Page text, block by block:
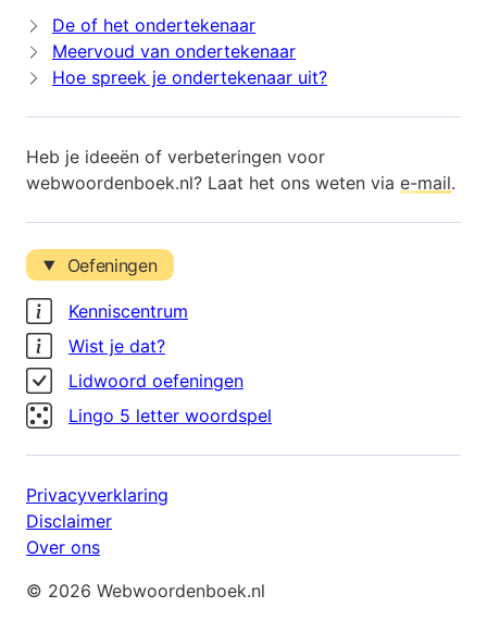
De of het ondertekenaar
Meervoud van ondertekenaar
Hoe spreek je ondertekenaar uit?
Heb je ideeën of verbeteringen voor
webwoordenboek.nl? Laat het ons weten via e-mail.
Oefeningen
Kenniscentrum
Wist je dat?
Lidwoord oefeningen
Lingo 5 letter woordspel
Privacyverklaring
Disclaimer
Over ons
© 2026 Webwoordenboek.nl